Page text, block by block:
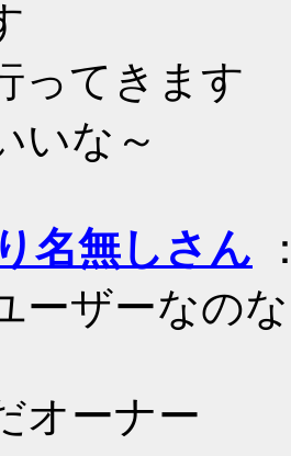
ってきます
いな～
名無しさん
ーザーなの
オーナー